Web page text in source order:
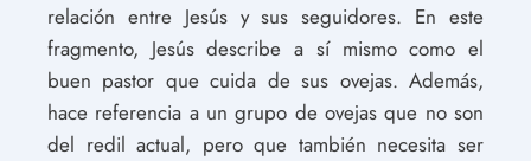
relación entre Jesús y sus seguidores. En este
fragmento, Jesús describe a sí mismo como el
buen pastor que cuida de sus ovejas. Además,
hace referencia a un grupo de ovejas que no son
del redil actual, pero que también necesita ser